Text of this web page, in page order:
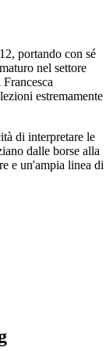
portando con sé
nel settore
estremamente
di interpretare le
dalle borse alla
e un'ampia linea di